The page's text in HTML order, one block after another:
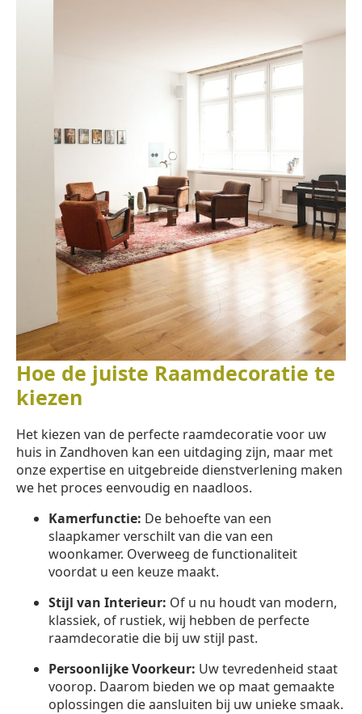
Hoe de juiste Raamdecoratie te
kiezen
Het kiezen van de perfecte raamdecoratie voor uw
huis in Zandhoven kan een uitdaging zijn, maar met
onze expertise en uitgebreide dienstverlening maken
we het proces eenvoudig en naadloos.
Kamerfunctie: De behoefte van een
slaapkamer verschilt van die van een
woonkamer. Overweeg de functionaliteit
voordat u een keuze maakt.
Stijl van Interieur: Of u nu houdt van modern,
klassiek, of rustiek, wij hebben de perfecte
raamdecoratie die bij uw stijl past.
Persoonlijke Voorkeur: Uw tevredenheid staat
voorop. Daarom bieden we op maat gemaakte
oplossingen die aansluiten bij uw unieke smaak.